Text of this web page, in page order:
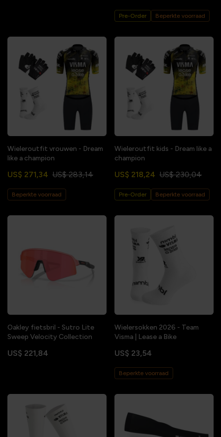
Pre-Order Beperkte voorraad
Wieleroutfit vrouwen - Dream
like a champion
US$ 271,34 US$ 283,14
Beperkte voorraad
Wieleroutfit kids - Dream like a
champion
US$ 218,24 US$ 230,04
Pre-Order Beperkte voorraad
Oakley fietsbril - Sutro Lite
Sweep Velocity Collection
US$ 221,84
Wielersokken 2026 - Team
Visma | Lease a Bike
US$ 23,54
Beperkte voorraad